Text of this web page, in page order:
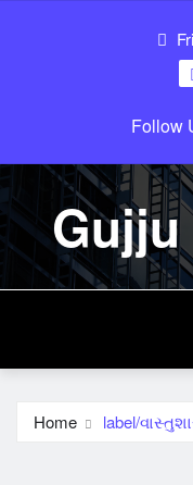
Follow
Home label/